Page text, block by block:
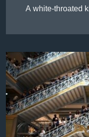
A white-throated